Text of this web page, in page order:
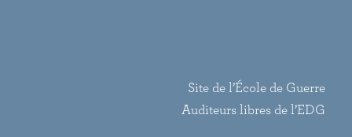
Site de l’École de Guerre
Auditeurs libres de l’EDG